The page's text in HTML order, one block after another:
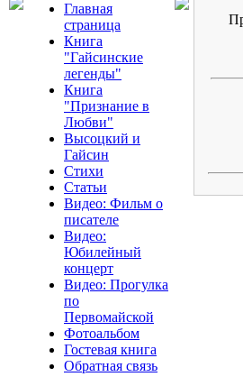
Главная
страница
Книга
"Гайсинские
легенды"
Книга
"Признание в
Любви"
Высоцкий и
Гайсин
Стихи
Статьи
Видео: Фильм о
писателе
Видео:
Юбилейный
концерт
Видео: Прогулка
по
Первомайской
Фотоальбом
Гостевая книга
Обратная связь